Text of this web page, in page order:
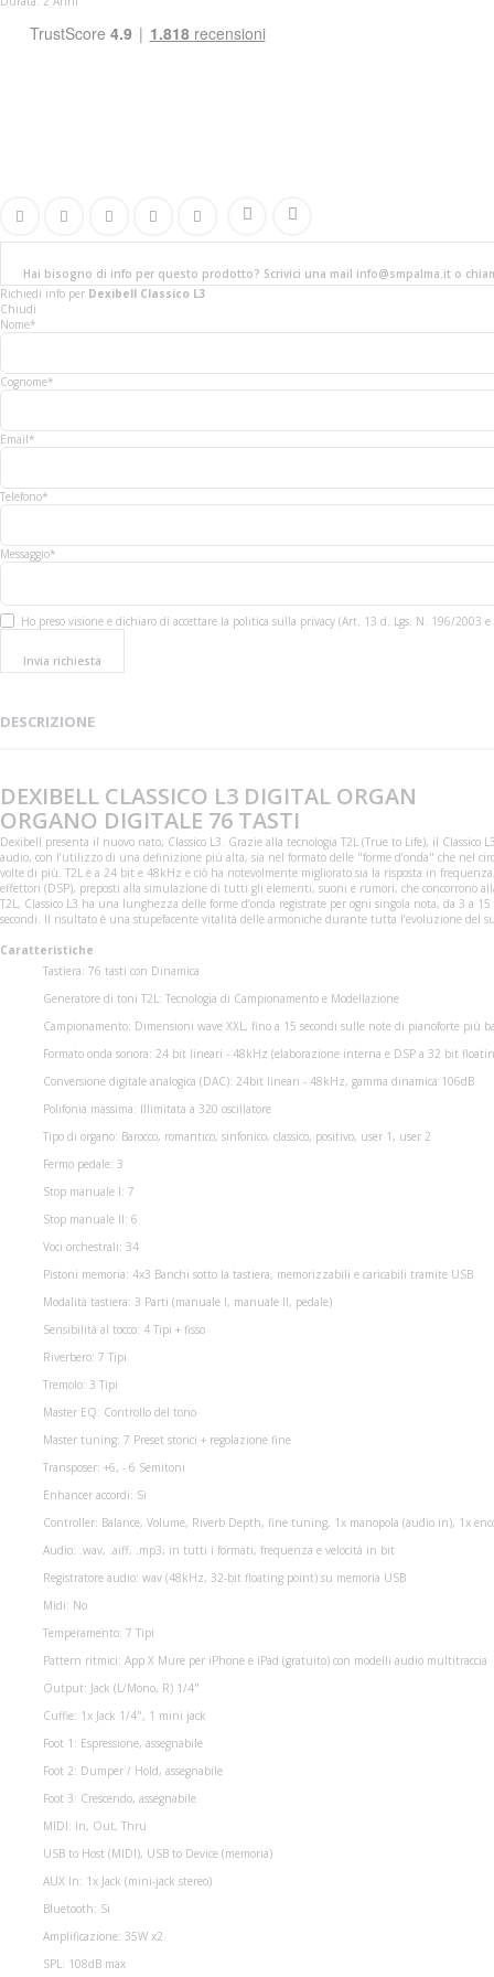
Hai bisogno di info per questo prodotto? Scrivici una mail info@smpalma.it o
Richiedi info per Dexibell Classico L3
Chiudi
Nome*
Cognome*
Email*
Telefono*
Messaggio*
Ho preso visione e dichiaro di accettare la politica sulla privacy (Art. 13 d. Lgs. N. 196/2003
Invia richiesta
DESCRIZIONE
DEXIBELL CLASSICO L3 DIGITAL ORGAN
ORGANO DIGITALE 76 TASTI
Dexibell presenta il nuovo nato, Classico L3. Grazie alla tecnologia T2L (True to Life), il
audio, con l’utilizzo di una definizione più alta, sia nel formato delle "forme d’onda" che nel
volte di più. T2L è a 24 bit e 48kHz e ciò ha notevolmente migliorato sia la risposta in
effettori (DSP), preposti alla simulazione di tutti gli elementi, suoni e rumori, che concorrono
T2L, Classico L3 ha una lunghezza delle forme d’onda registrate per ogni singola nota, da 3 a
secondi. Il risultato è una stupefacente vitalità delle armoniche durante tutta l’evoluzione del
Caratteristiche
Tastiera: 76 tasti con Dinamica
Generatore di toni T2L: Tecnologia di Campionamento e Modellazione
Campionamento: Dimensioni wave XXL, fino a 15 secondi sulle note di pianoforte più
Formato onda sonora: 24 bit lineari - 48kHz (elaborazione interna e DSP a 32 bit
Conversione digitale analogica (DAC): 24bit lineari - 48kHz, gamma dinamica 106dB
Polifonia massima: Illimitata a 320 oscillatore
Tipo di organo: Barocco, romantico, sinfonico, classico, positivo, user 1, user 2
Fermo pedale: 3
Stop manuale I: 7
Stop manuale II: 6
Voci orchestrali: 34
Pistoni memoria: 4x3 Banchi sotto la tastiera, memorizzabili e caricabili tramite USB
Modalità tastiera: 3 Parti (manuale I, manuale II, pedale)
Sensibilità al tocco: 4 Tipi + fisso
Riverbero: 7 Tipi
Tremolo: 3 Tipi
Master EQ: Controllo del tono
Master tuning: 7 Preset storici + regolazione fine
Transposer: +6, - 6 Semitoni
Enhancer accordi: Si
Controller: Balance, Volume, Riverb Depth, fine tuning, 1x manopola (audio in), 1x
Audio: .wav, .aiff, .mp3, in tutti i formati, frequenza e velocità in bit
Registratore audio: wav (48kHz, 32-bit floating point) su memoria USB
Midi: No
Temperamento: 7 Tipi
Pattern ritmici: App X Mure per iPhone e iPad (gratuito) con modelli audio multitraccia
Output: Jack (L/Mono, R) 1/4"
Cuffie: 1x Jack 1/4", 1 mini jack
Foot 1: Espressione, assegnabile
Foot 2: Dumper / Hold, assegnabile
Foot 3: Crescendo, assegnabile
MIDI: In, Out, Thru
USB to Host (MIDI), USB to Device (memoria)
AUX In: 1x Jack (mini-jack stereo)
Bluetooth: Si
Amplificazione: 35W x2
SPL: 108dB max